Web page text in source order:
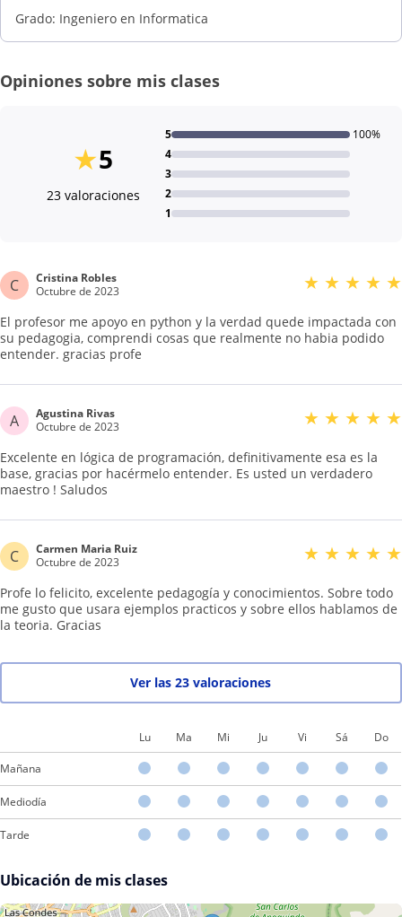
Grado: Ingeniero en Informatica
Opiniones sobre mis clases
5
★
23 valoraciones
1
2
3
4
5 100%
C
Cristina Robles
Octubre de 2023
★ ★ ★ ★ ★
El profesor me apoyo en python y la verdad quede impactada con
su pedagogia, comprendi cosas que realmente no habia podido
entender. gracias profe
A
Agustina Rivas
Octubre de 2023
★ ★ ★ ★ ★
Excelente en lógica de programación, definitivamente esa es la
base, gracias por hacérmelo entender. Es usted un verdadero
maestro ! Saludos
C
Carmen Maria Ruiz
Octubre de 2023
★ ★ ★ ★ ★
Profe lo felicito, excelente pedagogía y conocimientos. Sobre todo
me gusto que usara ejemplos practicos y sobre ellos hablamos de
la teoria. Gracias
Ver las 23 valoraciones
Lu Ma Mi Ju Vi Sá Do
Mañana
Mediodía
Tarde
Ubicación de mis clases